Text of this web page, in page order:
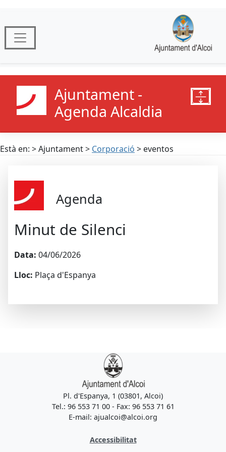
Ajuntament -
Agenda Alcaldia
Està en: > Ajuntament > Corporació > eventos
Agenda
Minut de Silenci
Data: 04/06/2026
Lloc: Plaça d'Espanya
Pl. d'Espanya, 1 (03801, Alcoi)
Tel.: 96 553 71 00 - Fax: 96 553 71 61
E-mail: ajualcoi@alcoi.org
Accessibilitat